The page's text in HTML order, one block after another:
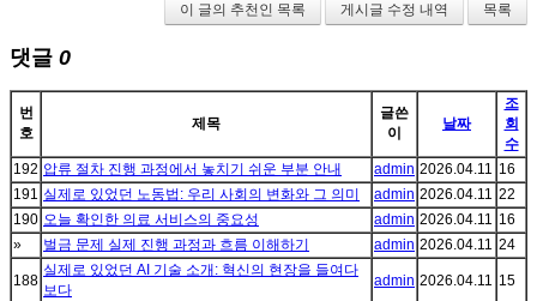
이 글의 추천인 목록 게시글 수정 내역 목록
댓글 0
번
호
제목
글쓴
이
날짜
조
회
수
192 압류 절차 진행 과정에서 놓치기 쉬운 부분 안내 admin 2026.04.11 16
191 실제로 있었던 노동법: 우리 사회의 변화와 그 의미 admin 2026.04.11 22
190 오늘 확인한 의료 서비스의 중요성 admin 2026.04.11 16
»
벌금 문제 실제 진행 과정과 흐름 이해하기 admin 2026.04.11 24
188
실제로 있었던 AI 기술 소개: 혁신의 현장을 들여다
보다
admin 2026.04.11 15